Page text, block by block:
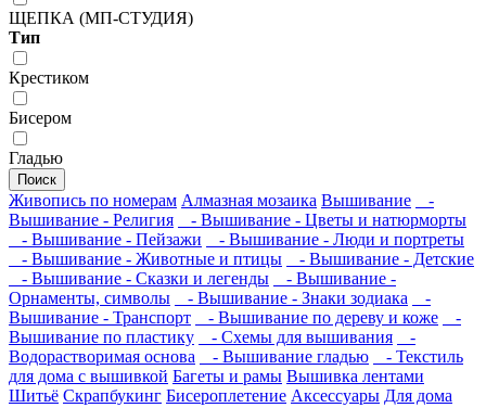
ЩЕПКА (МП-СТУДИЯ)
Тип
Крестиком
Бисером
Гладью
Поиск
Живопись по номерам Алмазная мозаика Вышивание
-
Вышивание - Религия
- Вышивание - Цветы и натюрморты
- Вышивание - Пейзажи
- Вышивание - Люди и портреты
- Вышивание - Животные и птицы
- Вышивание - Детские
- Вышивание - Сказки и легенды
- Вышивание -
Орнаменты, символы
- Вышивание - Знаки зодиака
-
Вышивание - Транспорт
- Вышивание по дереву и коже
-
Вышивание по пластику
- Схемы для вышивания
-
Водорастворимая основа
- Вышивание гладью
- Текстиль
для дома с вышивкой Багеты и рамы Вышивка лентами
Шитьё Скрапбукинг Бисероплетение Аксессуары Для дома